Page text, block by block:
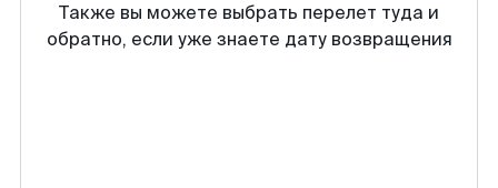
Также вы можете выбрать перелет туда и
обратно, если уже знаете дату возвращения